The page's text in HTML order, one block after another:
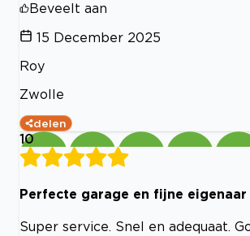
Beveelt aan
15 December 2025
Roy
Zwolle
delen
10
Perfecte garage en fijne eigenaar
Super service. Snel en adequaat.